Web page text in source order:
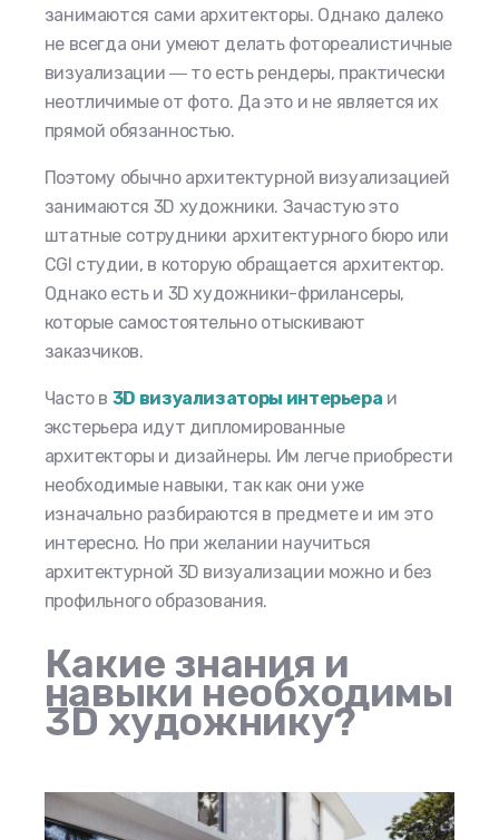
занимаются сами архитекторы. Однако далеко
не всегда они умеют делать фотореалистичные
визуализации ― то есть рендеры, практически
неотличимые от фото. Да это и не является их
прямой обязанностью.
Поэтому обычно архитектурной визуализацией
занимаются 3D художники. Зачастую это
штатные сотрудники архитектурного бюро или
CGI студии, в которую обращается архитектор.
Однако есть и 3D художники-фрилансеры,
которые самостоятельно отыскивают
заказчиков.
Часто в 3D визуализаторы интерьера и
экстерьера идут дипломированные
архитекторы и дизайнеры. Им легче приобрести
необходимые навыки, так как они уже
изначально разбираются в предмете и им это
интересно. Но при желании научиться
архитектурной 3D визуализации можно и без
профильного образования.
Какие знания и
навыки необходимы
3D художнику?